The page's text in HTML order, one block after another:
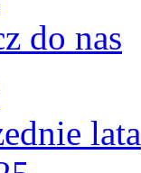
do nas
lata